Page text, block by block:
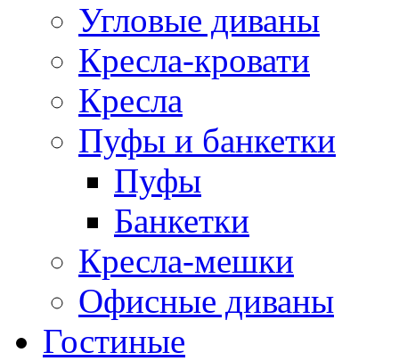
Угловые диваны
Кресла-кровати
Кресла
Пуфы и банкетки
Пуфы
Банкетки
Кресла-мешки
Офисные диваны
Гостиные